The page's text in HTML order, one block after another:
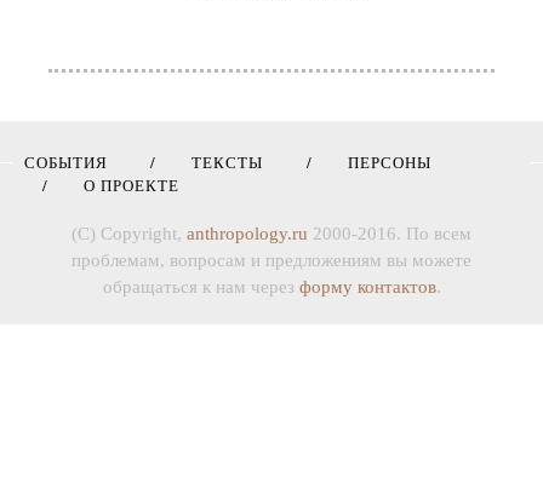
СОБЫТИЯ ТЕКСТЫ
ПЕРСОНЫ
О ПРОЕКТЕ
(C) Copyright, anthropology.ru 2000-2016. По всем
проблемам, вопросам и предложениям вы можете
обращаться к нам через форму контактов.